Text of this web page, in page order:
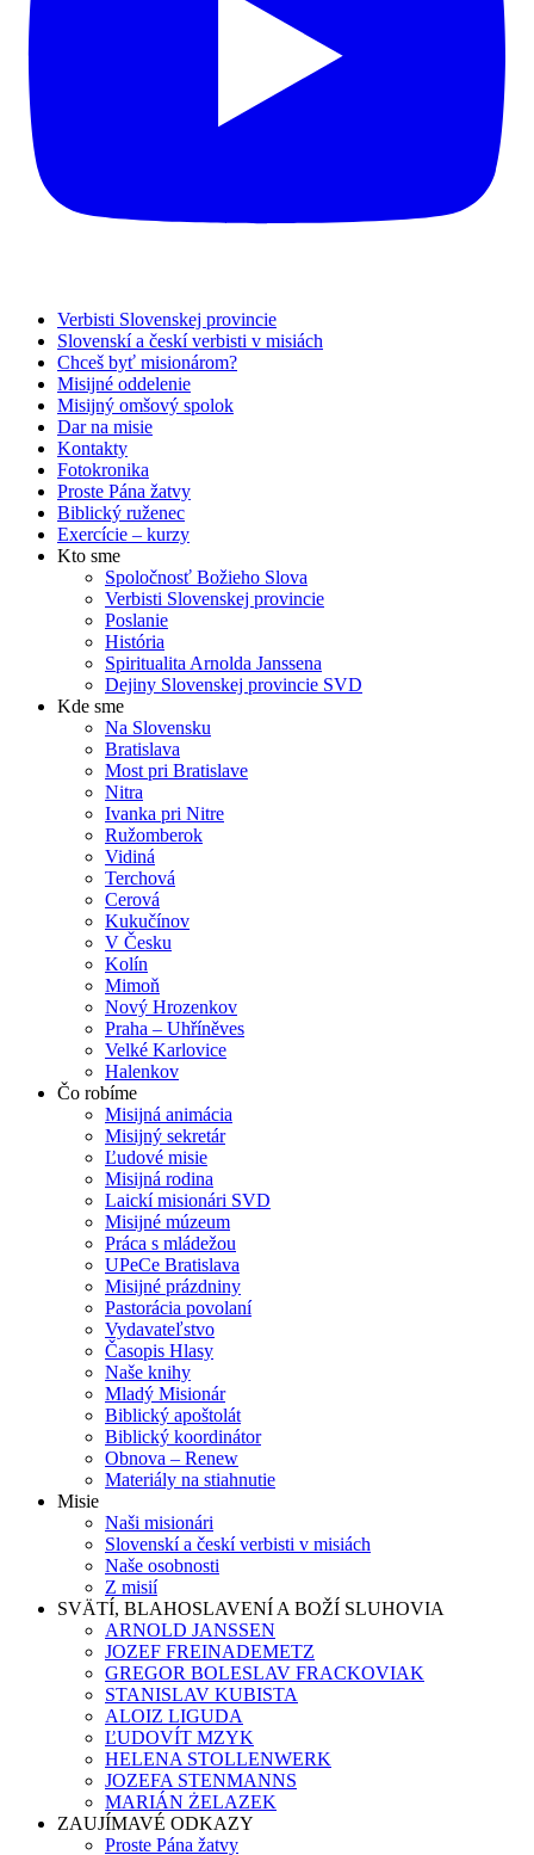
Verbisti Slovenskej provincie
Slovenskí a českí verbisti v misiách
Chceš byť misionárom?
Misijné oddelenie
Misijný omšový spolok
Dar na misie
Kontakty
Fotokronika
Proste Pána žatvy
Biblický ruženec
Exercície – kurzy
Kto sme
Spoločnosť Božieho Slova
Verbisti Slovenskej provincie
Poslanie
História
Spiritualita Arnolda Janssena
Dejiny Slovenskej provincie SVD
Kde sme
Na Slovensku
Bratislava
Most pri Bratislave
Nitra
Ivanka pri Nitre
Ružomberok
Vidiná
Terchová
Cerová
Kukučínov
V Česku
Kolín
Mimoň
Nový Hrozenkov
Praha – Uhříněves
Velké Karlovice
Halenkov
Čo robíme
Misijná animácia
Misijný sekretár
Ľudové misie
Misijná rodina
Laickí misionári SVD
Misijné múzeum
Práca s mládežou
UPeCe Bratislava
Misijné prázdniny
Pastorácia povolaní
Vydavateľstvo
Časopis Hlasy
Naše knihy
Mladý Misionár
Biblický apoštolát
Biblický koordinátor
Obnova – Renew
Materiály na stiahnutie
Misie
Naši misionári
Slovenskí a českí verbisti v misiách
Naše osobnosti
Z misií
SVÄTÍ, BLAHOSLAVENÍ A BOŽÍ SLUHOVIA
ARNOLD JANSSEN
JOZEF FREINADEMETZ
GREGOR BOLESLAV FRACKOVIAK
STANISLAV KUBISTA
ALOIZ LIGUDA
ĽUDOVÍT MZYK
HELENA STOLLENWERK
JOZEFA STENMANNS
MARIÁN ŻELAZEK
ZAUJÍMAVÉ ODKAZY
Proste Pána žatvy